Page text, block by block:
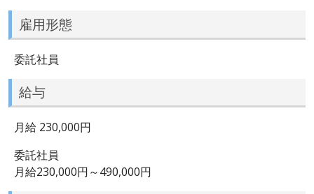
雇用形態
委託社員
給与
月給 230,000円
委託社員
月給230,000円～490,000円